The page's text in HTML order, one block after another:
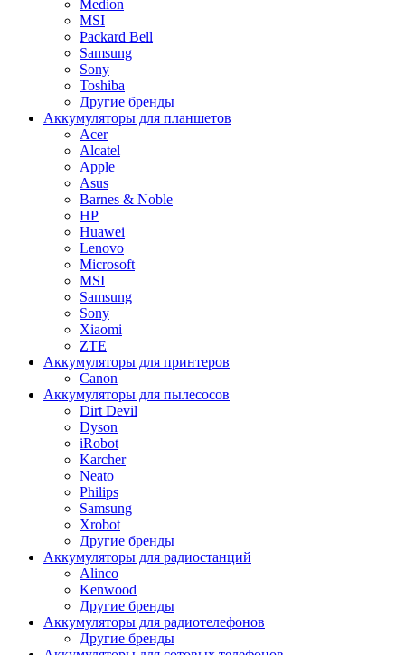
Medion
MSI
Packard Bell
Samsung
Sony
Toshiba
Другие бренды
Аккумуляторы для планшетов
Acer
Alcatel
Apple
Asus
Barnes & Noble
HP
Huawei
Lenovo
Microsoft
MSI
Samsung
Sony
Xiaomi
ZTE
Аккумуляторы для принтеров
Canon
Аккумуляторы для пылесосов
Dirt Devil
Dyson
iRobot
Karcher
Neato
Philips
Samsung
Xrobot
Другие бренды
Аккумуляторы для радиостанций
Alinco
Kenwood
Другие бренды
Аккумуляторы для радиотелефонов
Другие бренды